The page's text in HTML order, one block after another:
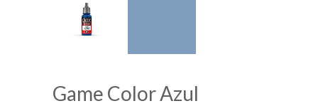
Game Color Azul